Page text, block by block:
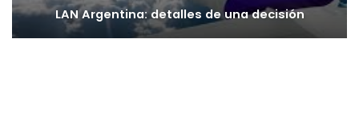
LAN Argentina: detalles de una decisión